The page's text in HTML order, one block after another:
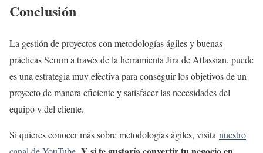
Conclusión
La gestión de proyectos con metodologías ágiles y buenas
prácticas Scrum a través de la herramienta Jira de Atlassian, puede
es una estrategia muy efectiva para conseguir los objetivos de un
proyecto de manera eficiente y satisfacer las necesidades del
equipo y del cliente.
Si quieres conocer más sobre metodologías ágiles, visita nuestro